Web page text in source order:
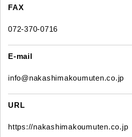
FAX
072-370-0716
E-mail
info@nakashimakoumuten.co.jp
URL
https://nakashimakoumuten.co.jp